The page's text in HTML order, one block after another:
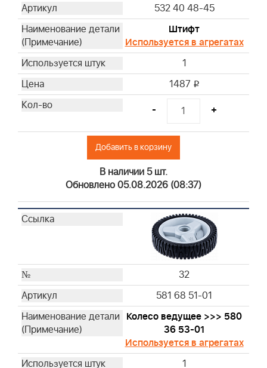
532 40 48-45
Штифт
Используется в агрегатах
1
1487 i
- +
Добавить в корзину
В наличии 5 шт.
Обновлено 05.08.2026 (08:37)
32
581 68 51-01
Колесо ведущее >>> 580
36 53-01
Используется в агрегатах
1